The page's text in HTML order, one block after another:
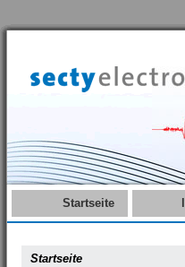
Startseite
Startseite